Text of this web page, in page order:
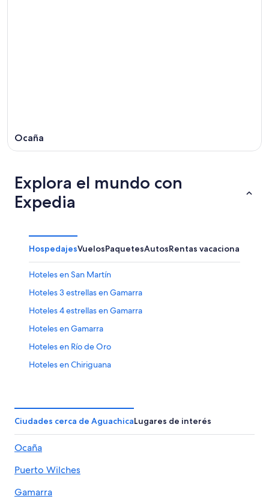
Ocaña
Explora el mundo con
Expedia
HospedajesVuelosPaquetesAutosRentas vacacionales
Hoteles en San Martín
Hoteles 3 estrellas en Gamarra
Hoteles 4 estrellas en Gamarra
Hoteles en Gamarra
Hoteles en Río de Oro
Hoteles en Chiriguana
Hoteles en Chimichagua
Hoteles 3 estrellas en Pailitas
Hoteles en Pailitas
Hoteles 4 estrellas en Curumaní
Hoteles 5 estrellas en Curumaní
Ciudades cerca de AguachicaLugares de interés
Ocaña
Puerto Wilches
Gamarra